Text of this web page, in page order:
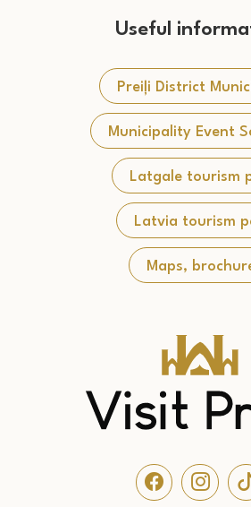
Useful
Preiļi District
Municipality Event
Latgale tourism
Latvia tourism
Maps,